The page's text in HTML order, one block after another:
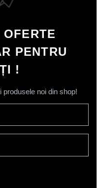
PENTRU
!
produsele noi din shop!